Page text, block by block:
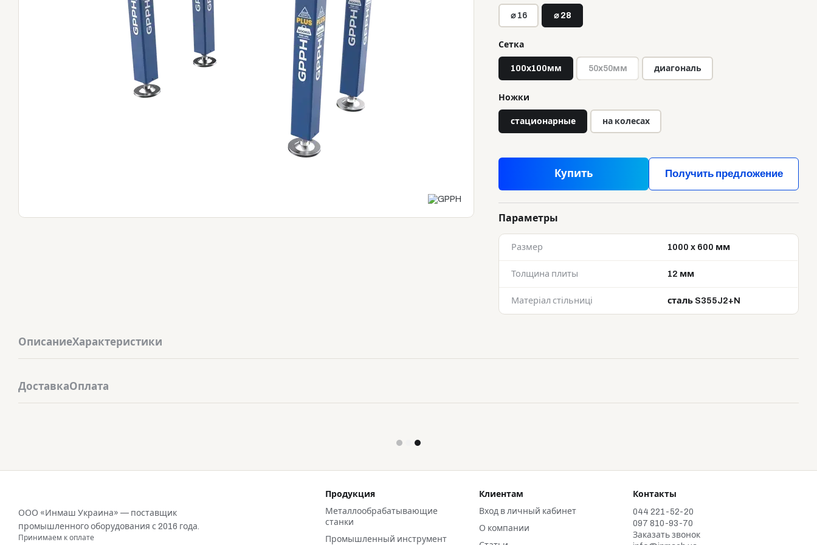
⌀ 16 ⌀ 28
Сетка
100х100мм 50х50мм диагональ
Ножки
стационарные на колесах
Купить Получить предложение
Параметры
Размер 1000 x 600 мм
Толщина плиты 12 мм
Матеріал стільниці сталь S355J2+N
ОписаниеХарактеристики
ДоставкаОплата
ООО «Инмаш Украина» — поставщик
промышленного оборудования с 2016 года.
Принимаем к оплате
Продукция
Металлообрабатывающие
станки
Промышленный инструмент
Клиентам
Вход в личный кабинет
О компании
Контакты
044 221-52-20
097 810-93-70
Заказать звонок